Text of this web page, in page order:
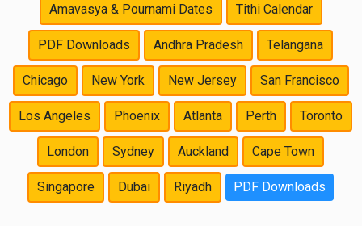
Amavasya & Pournami Dates Tithi Calendar
PDF Downloads Andhra Pradesh Telangana
Chicago New York New Jersey San Francisco
Los Angeles Phoenix Atlanta Perth Toronto
London Sydney Auckland Cape Town
Singapore Dubai Riyadh PDF Downloads